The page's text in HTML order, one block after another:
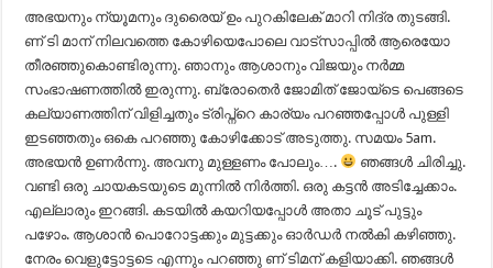
അഭയനും ന്യൂമനും ദുരൈയ് ഉം പുറകിലേക് മാറി നിദ്ര തുടങ്ങി.
ണ് ടി മാന് നിലവത്തെ കോഴിയെപോലെ വാട്സാപ്പിൽ ആരെയോ
തീരഞ്ഞുകൊണ്ടിരുന്നു. ഞാനും ആശാനും വിജയും നർമ്മ
സംഭാഷണത്തിൽ ഇരുന്നു. ബ്രോതെർ ജോമിത് ജോയ്ടെ പെങ്ങടെ
കല്യാണത്തിന് വിളിച്ചതും ട്രിപ്ന്റെ കാര്യം പറഞ്ഞപ്പോൾ പുള്ളി
ഇടഞ്ഞതും ഒകെ പറഞ്ഞു കോഴിക്കോട് അടുത്തു. സമയം 5am.
അഭയൻ ഉണർന്നു. അവനു മുള്ളണം പോലും….
ഞങ്ങൾ ചിരിച്ചു.
വണ്ടി ഒരു ചായകടയുടെ മുന്നിൽ നിർത്തി. ഒരു കട്ടൻ അടിച്ചേക്കാം.
എല്ലാരും ഇറങ്ങി. കടയിൽ കയറിയപ്പോൾ അതാ ചൂട് പുട്ടും
പഴോം. ആശാൻ പൊറോട്ടക്കും മുട്ടക്കും ഓർഡർ നൽകി കഴിഞ്ഞു.
നേരം വെളുട്ടോട്ടടെ എന്നും പറഞ്ഞു ണ് ടിമന് കളിയാക്കി. ഞങ്ങൾ